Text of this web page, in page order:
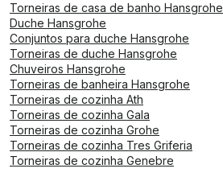
Torneiras de casa de banho Hansgrohe
Duche Hansgrohe
Conjuntos para duche Hansgrohe
Torneiras de duche Hansgrohe
Chuveiros Hansgrohe
Torneiras de banheira Hansgrohe
Torneiras de cozinha Ath
Torneiras de cozinha Gala
Torneiras de cozinha Grohe
Torneiras de cozinha Tres Griferia
Torneiras de cozinha Genebre